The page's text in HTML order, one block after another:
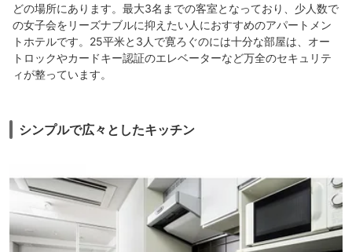
どの場所にあります。最大3名までの客室となっており、少人数で
の女子会をリーズナブルに抑えたい人におすすめのアパートメン
トホテルです。25平米と3人で寛ろぐのには十分な部屋は、オー
トロックやカードキー認証のエレベーターなど万全のセキュリテ
ィが整っています。
シンプルで広々としたキッチン